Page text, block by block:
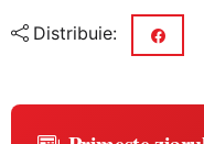
Distribuie: